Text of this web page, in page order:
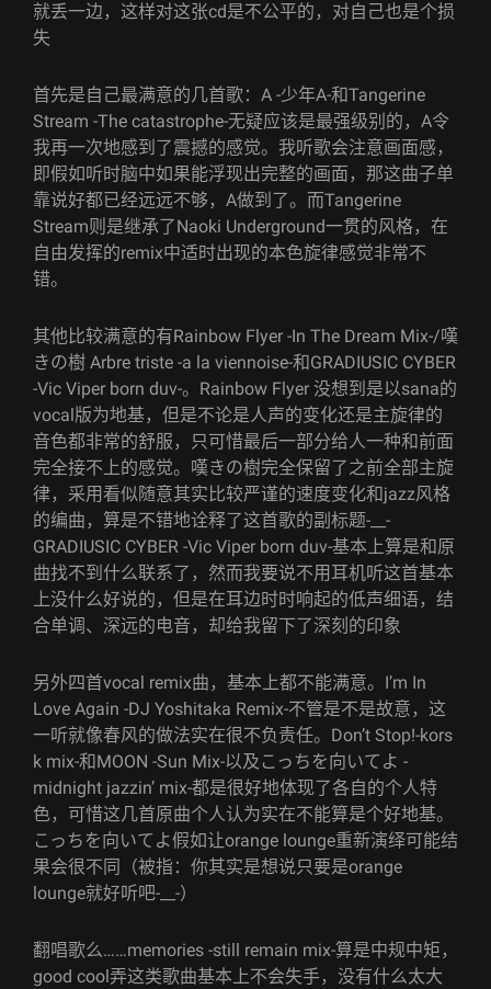
就丢一边，这样对这张cd是不公平的，对自己也是个损
失
首先是自己最满意的几首歌：A -少年A-和Tangerine
Stream -The catastrophe-无疑应该是最强级别的，A令
我再一次地感到了震撼的感觉。我听歌会注意画面感，
即假如听时脑中如果能浮现出完整的画面，那这曲子单
靠说好都已经远远不够，A做到了。而Tangerine
Stream则是继承了Naoki Underground一贯的风格，在
自由发挥的remix中适时出现的本色旋律感觉非常不
错。
其他比较满意的有Rainbow Flyer -In The Dream Mix-/嘆
きの樹 Arbre triste -a la viennoise-和GRADIUSIC CYBER
-Vic Viper born duv-。Rainbow Flyer 没想到是以sana的
vocal版为地基，但是不论是人声的变化还是主旋律的
音色都非常的舒服，只可惜最后一部分给人一种和前面
完全接不上的感觉。嘆きの樹完全保留了之前全部主旋
律，采用看似随意其实比较严谨的速度变化和jazz风格
的编曲，算是不错地诠释了这首歌的副标题-__-
GRADIUSIC CYBER -Vic Viper born duv-基本上算是和原
曲找不到什么联系了，然而我要说不用耳机听这首基本
上没什么好说的，但是在耳边时时响起的低声细语，结
合单调、深远的电音，却给我留下了深刻的印象
另外四首vocal remix曲，基本上都不能满意。I’m In
Love Again -DJ Yoshitaka Remix-不管是不是故意，这
一听就像春风的做法实在很不负责任。Don’t Stop!-kors
k mix-和MOON -Sun Mix-以及こっちを向いてよ -
midnight jazzin’ mix-都是很好地体现了各自的个人特
色，可惜这几首原曲个人认为实在不能算是个好地基。
こっちを向いてよ假如让orange lounge重新演绎可能结
果会很不同（被指：你其实是想说只要是orange
lounge就好听吧-__-）
翻唱歌么……memories -still remain mix-算是中规中矩，
good cool弄这类歌曲基本上不会失手，没有什么太大